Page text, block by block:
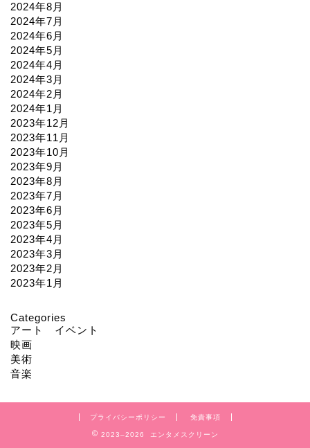
2024年8月
2024年7月
2024年6月
2024年5月
2024年4月
2024年3月
2024年2月
2024年1月
2023年12月
2023年11月
2023年10月
2023年9月
2023年8月
2023年7月
2023年6月
2023年5月
2023年4月
2023年3月
2023年2月
2023年1月
Categories
アート イベント
映画
美術
音楽
プライバシーポリシー 免責事項
2023–2026 エンタメスクリーン